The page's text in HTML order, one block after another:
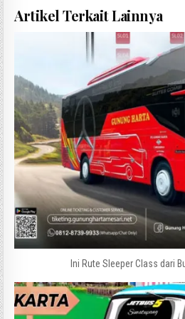
Artikel Terkait Lainnya
Ini Rute Sleeper Class dari